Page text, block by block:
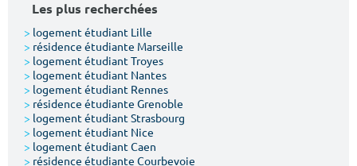
Type de location
Votre date d'entrée
Les plus recherchées
> logement étudiant Lille
> résidence étudiante Marseille
> logement étudiant Troyes
> logement étudiant Nantes
> logement étudiant Rennes
> résidence étudiante Grenoble
> logement étudiant Strasbourg
> logement étudiant Nice
> logement étudiant Caen
> résidence étudiante Courbevoie